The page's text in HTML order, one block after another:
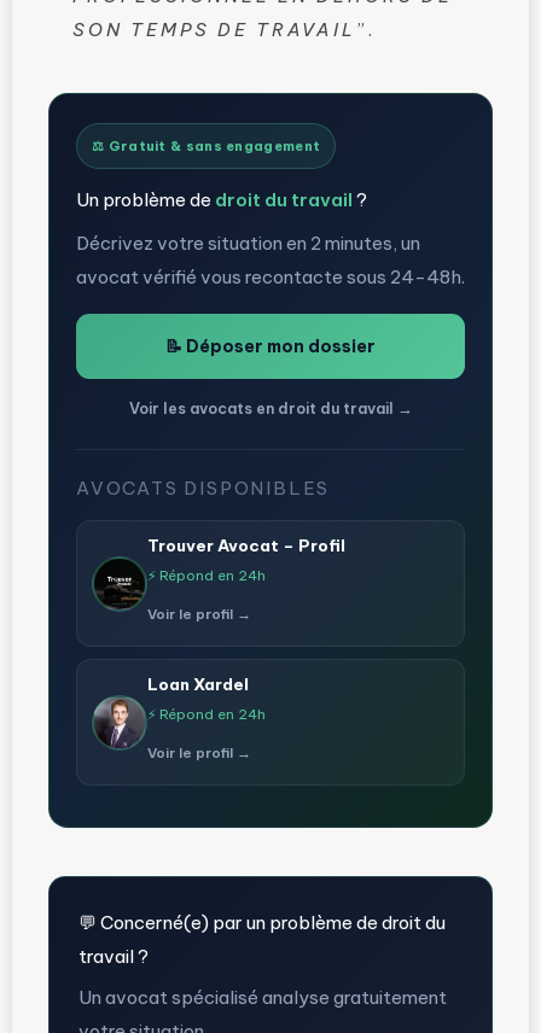
SON TEMPS DE TRAVAIL ”.
⚖️ Gratuit & sans engagement
Un problème de droit du travail ?
Décrivez votre situation en 2 minutes, un
avocat vérifié vous recontacte sous 24-48h.
📝 Déposer mon dossier
Voir les avocats en droit du travail →
AVOCATS DISPONIBLES
Trouver Avocat – Profil
⚡ Répond en 24h
Voir le profil →
Loan Xardel
⚡ Répond en 24h
Voir le profil →
💬 Concerné(e) par un problème de droit du
travail ?
Un avocat spécialisé analyse gratuitement